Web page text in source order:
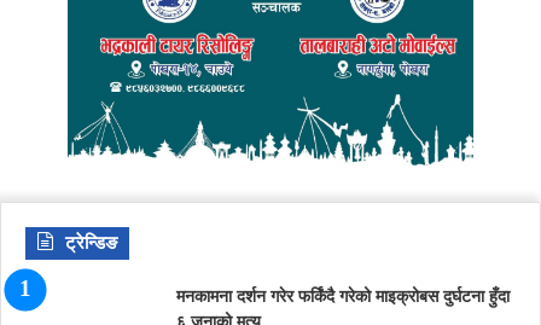
ट्रेन्डिङ
मनकामना दर्शन गरेर फर्किंदै गरेको माइक्रोबस दुर्घटना हुँदा